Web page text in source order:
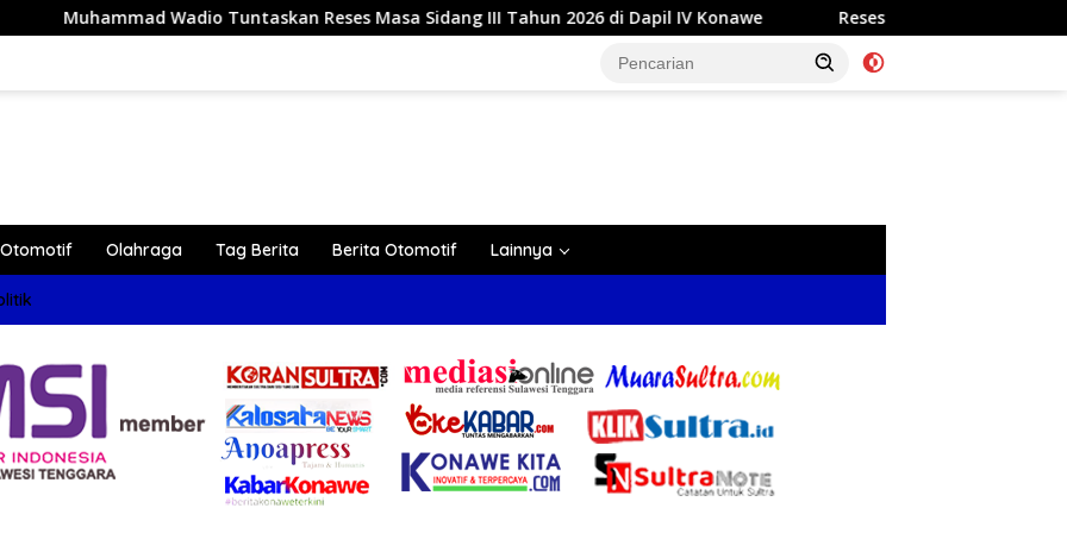
Wadio Tuntaskan Reses Masa Sidang III Tahun 2026 di Dapil IV Konawe Reses di Labela, Anggota DPRD Sultra Dr
Otomotif Olahraga Tag Berita Berita Otomotif Lainnya